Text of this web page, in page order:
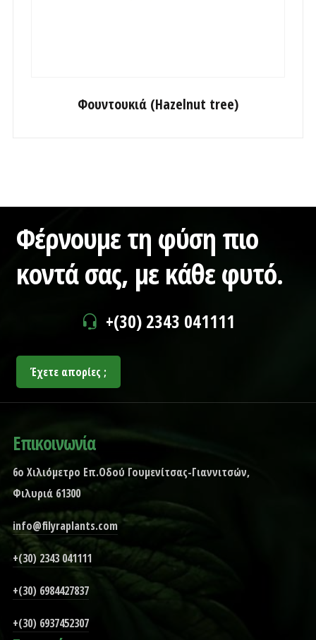
Φουντουκιά (Hazelnut tree)
Φέρνουμε τη φύση πιο
κοντά σας, με κάθε φυτό.
+(30) 2343 041111
Έχετε απορίες ;
Επικοινωνία
6ο Χιλιόμετρο Επ.Οδού Γουμενίτσας-Γιαννιτσών,
Φιλυριά 61300
info@filyraplants.com
+(30) 2343 041111
+(30) 6984427837
+(30) 6937452307